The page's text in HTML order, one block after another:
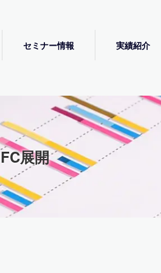
セミナー情報 実績紹介
FC展開